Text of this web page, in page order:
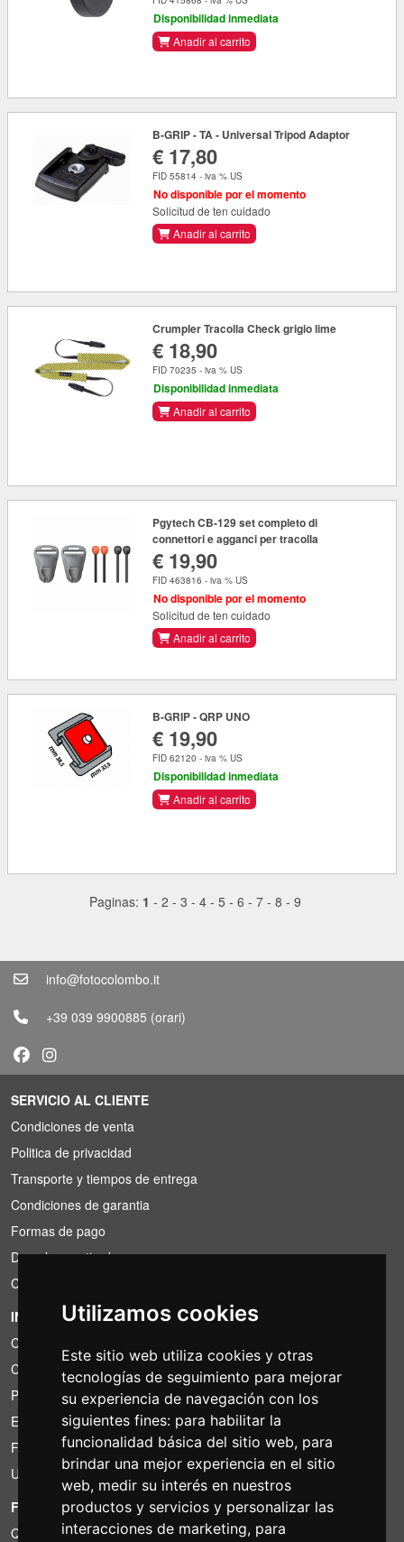
Utilizamos cookies
Este sitio web utiliza cookies y otras
tecnologías de seguimiento para mejorar
su experiencia de navegación con los
siguientes fines: para habilitar la
funcionalidad básica del sitio web, para
brindar una mejor experiencia en el sitio
web, medir su interés en nuestros
productos y servicios y personalizar las
interacciones de marketing, para
Disponibilidad inmediata
Anadir al carrito
B-GRIP - TA - Universal Tripod Adaptor
€ 17,80
FID 55814 - iva % US
No disponible por el momento
Solicitud de ten cuidado
Anadir al carrito
Crumpler Tracolla Check grigio lime
€ 18,90
FID 70235 - iva % US
Disponibilidad inmediata
Anadir al carrito
Pgytech CB-129 set completo di
connettori e agganci per tracolla
€ 19,90
FID 463816 - iva % US
No disponible por el momento
Solicitud de ten cuidado
Anadir al carrito
B-GRIP - QRP UNO
€ 19,90
FID 62120 - iva % US
Disponibilidad inmediata
Anadir al carrito
Paginas: 1 - 2 - 3 - 4 - 5 - 6 - 7 - 8 - 9
info@fotocolombo.it
+39 039 9900885 (orari)
SERVICIO AL CLIENTE
Condiciones de venta
Politica de privacidad
Transporte y tiempos de entrega
Condiciones de garantia
Formas de pago
Derecho a retirada
Condiciones de IVA
INFORMACIÓN
Condiciones de alquiler
Cotizaciones
Paquetes de ahorro
Encontrado por menos?
Financiacion
Uso
FOTOCOLOMBO.IT
Quienes somos